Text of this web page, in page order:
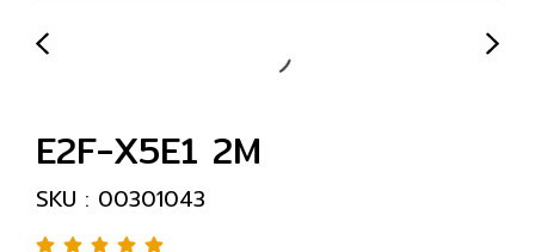
E2F-X5E1 2M
SKU : 00301043